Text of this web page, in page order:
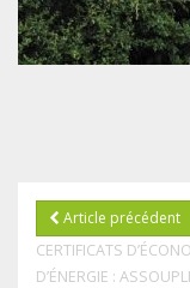
Article précédent
CERTIFICATS
D’ÉNERGIE :